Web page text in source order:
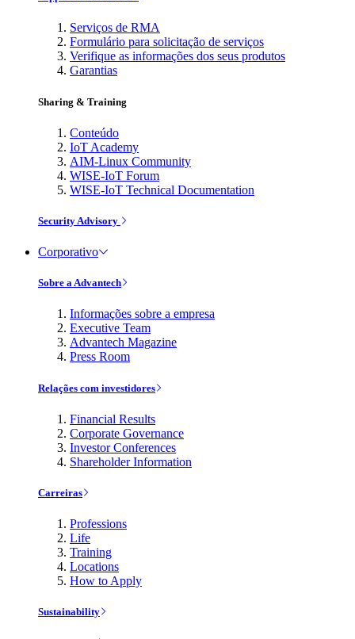
Serviços de RMA
Formulário para solicitação de serviços
Verifique as informações dos seus produtos
Garantias
Sharing & Training
Conteúdo
IoT Academy
AIM-Linux Community
WISE-IoT Forum
WISE-IoT Technical Documentation
Security Advisory
Corporativo
Sobre a Advantech
Informações sobre a empresa
Executive Team
Advantech Magazine
Press Room
Relações com investidores
Financial Results
Corporate Governance
Investor Conferences
Shareholder Information
Carreiras
Professions
Life
Training
Locations
How to Apply
Sustainability